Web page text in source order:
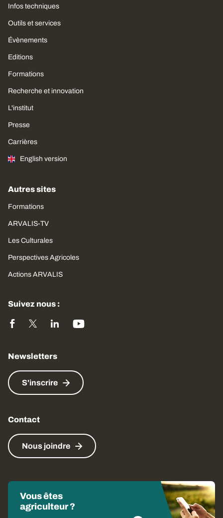
Infos techniques
Outils et services
Évènements
Editions
Formations
Recherche et innovation
L'institut
Presse
Carrières
English version
Autres sites
Formations
ARVALIS-TV
Les Culturales
Perspectives Agricoles
Actions ARVALIS
Suivez nous :
Newsletters
S'inscrire
Contact
Nous joindre
Vous êtes
agriculteur ?